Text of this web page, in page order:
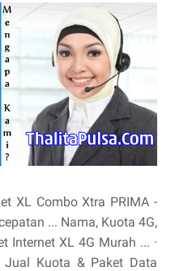
XL Combo Xtra PRIMA -
... Nama, Kuota 4G,
Internet XL 4G Murah ... ·
Jual Kuota & Paket Data